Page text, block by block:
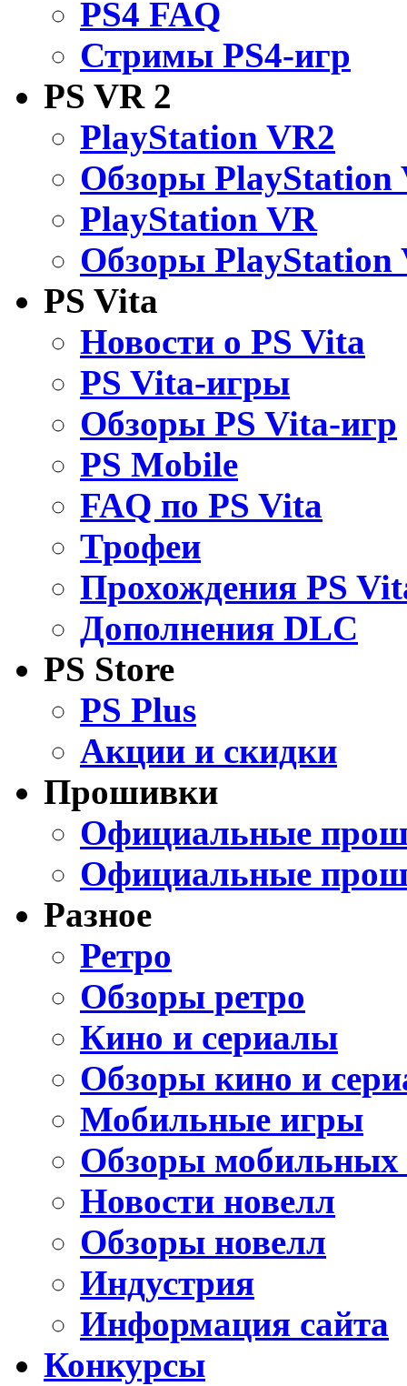
PS4 FAQ
Стримы PS4-игр
PS VR 2
PlayStation VR2
Обзоры PlayStation
PlayStation VR
Обзоры PlayStation
PS Vita
Новости о PS Vita
PS Vita-игры
Обзоры PS Vita-игр
PS Mobile
FAQ по PS Vita
Трофеи
Прохождения PS
Дополнения DLC
PS Store
PS Plus
Акции и скидки
Прошивки
Официальные
Официальные
Разное
Ретро
Обзоры ретро
Кино и сериалы
Обзоры кино и
Мобильные игры
Обзоры мобильных
Новости новелл
Обзоры новелл
Индустрия
Информация сайта
Конкурсы